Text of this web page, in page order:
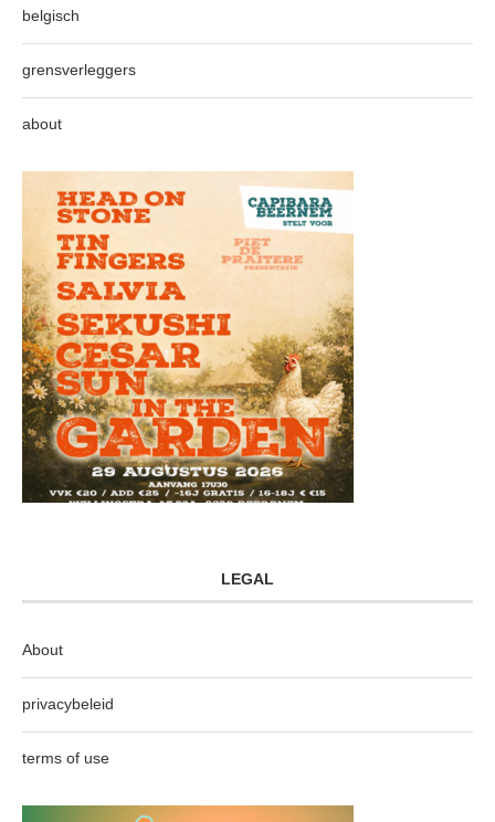
belgisch
grensverleggers
about
LEGAL
About
privacybeleid
terms of use